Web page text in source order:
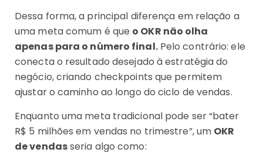
Dessa forma, a principal diferença em relação a
uma meta comum é que o OKR não olha
apenas para o número final.Pelo contrário: ele
conecta o resultado desejado à estratégia do
negócio, criando checkpoints que permitem
ajustar o caminho ao longo do ciclo de vendas.
Enquanto uma meta tradicional pode ser “bater
R$ 5 milhões em vendas no trimestre”, um OKR
de vendasseria algo como: